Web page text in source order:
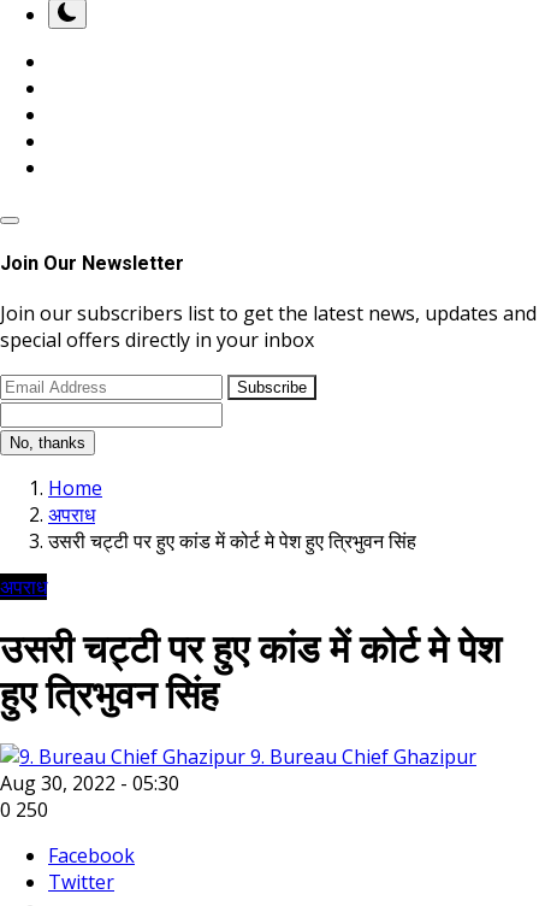
Join Our Newsletter
Join our subscribers list to get the latest news, updates and
special offers directly in your inbox
Subscribe
No, thanks
Home
अपराध
उसरी चट्टी पर हुए कांड में कोर्ट मे पेश हुए त्रिभुवन सिंह
अपराध
उसरी चट्टी पर हुए कांड में कोर्ट मे पेश
हुए त्रिभुवन सिंह
9. Bureau Chief Ghazipur
Aug 30, 2022 - 05:30
0 250
Facebook
Twitter